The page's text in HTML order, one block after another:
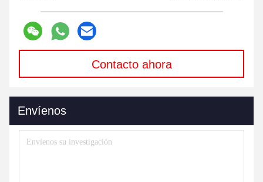
Contacto ahora
Envíenos